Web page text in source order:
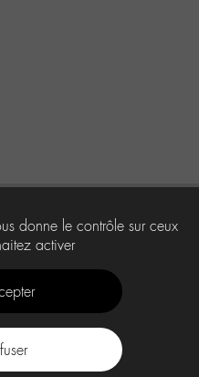
donne le contrôle sur ceux
activer